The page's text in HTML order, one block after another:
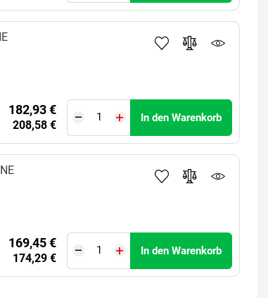
182,93 €
208,58 €
In den Warenkorb
169,45 €
174,29 €
In den Warenkorb